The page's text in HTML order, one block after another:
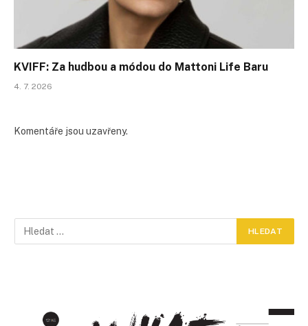
KVIFF: Za hudbou a módou do Mattoni Life Baru
4. 7. 2026
Komentáře jsou uzavřeny.